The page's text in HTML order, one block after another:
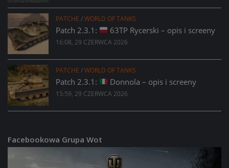
PATCHE /WORLD OF TANKS
Patch 2.3.1: 63TP Rycerski – opis i screeny
16:08, 29 CZERWCA 2026
PATCHE /WORLD OF TANKS
Patch 2.3.1: Donnola – opis i screeny
15:59, 29 CZERWCA 2026
Facebookowa Grupa Wot